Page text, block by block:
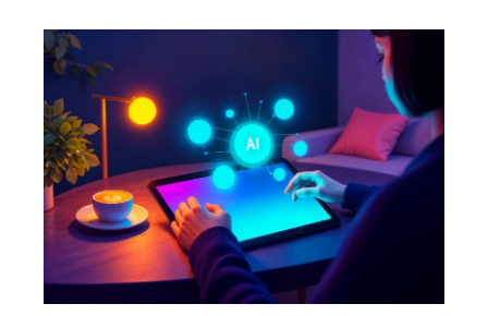
könnyíti
meg
a